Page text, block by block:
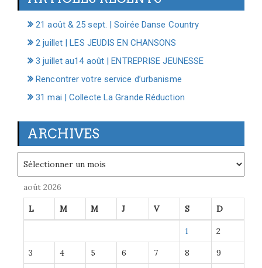
21 août & 25 sept. | Soirée Danse Country
2 juillet | LES JEUDIS EN CHANSONS
3 juillet au14 août | ENTREPRISE JEUNESSE
Rencontrer votre service d’urbanisme
31 mai | Collecte La Grande Réduction
ARCHIVES
août 2026
L M M J V S D
1 2
3 4 5 6 7 8 9